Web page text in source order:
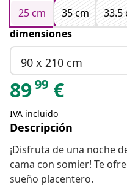
25 cm
35 cm
33.5
dimensiones
90 x 210 cm
8999 €
IVA incluido
Descripción
¡Disfruta de una noche
cama con somier! Te
sueño placentero.